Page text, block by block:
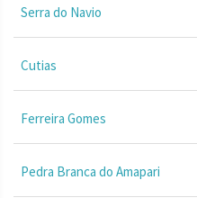
Serra do Navio
Cutias
Ferreira Gomes
Pedra Branca do Amapari